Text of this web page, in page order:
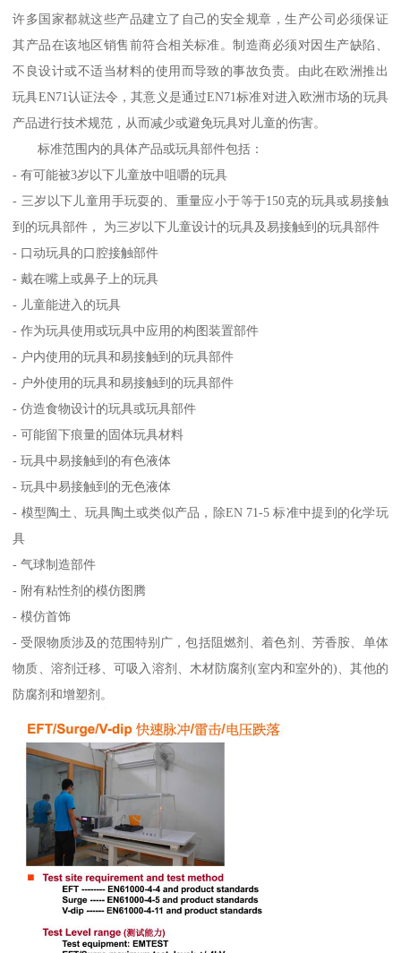
许多国家都就这些产品建立了自己的安全规章，生产公司必须保证
其产品在该地区销售前符合相关标准。制造商必须对因生产缺陷、
不良设计或不适当材料的使用而导致的事故负责。由此在欧洲推出
玩具EN71认证法令，其意义是通过EN71标准对进入欧洲市场的玩具
产品进行技术规范，从而减少或避免玩具对儿童的伤害。
标准范围内的具体产品或玩具部件包括：
- 有可能被3岁以下儿童放中咀嚼的玩具
- 三岁以下儿童用手玩耍的、重量应小于等于150克的玩具或易接触
到的玩具部件， 为三岁以下儿童设计的玩具及易接触到的玩具部件
- 口动玩具的口腔接触部件
- 戴在嘴上或鼻子上的玩具
- 儿童能进入的玩具
- 作为玩具使用或玩具中应用的构图装置部件
- 户内使用的玩具和易接触到的玩具部件
- 户外使用的玩具和易接触到的玩具部件
- 仿造食物设计的玩具或玩具部件
- 可能留下痕量的固体玩具材料
- 玩具中易接触到的有色液体
- 玩具中易接触到的无色液体
- 模型陶土、玩具陶土或类似产品，除EN 71-5 标准中提到的化学玩
具
- 气球制造部件
- 附有粘性剂的模仿图腾
- 模仿首饰
- 受限物质涉及的范围特别广，包括阻燃剂、着色剂、芳香胺、单体
物质、溶剂迁移、可吸入溶剂、木材防腐剂(室内和室外的)、其他的
防腐剂和增塑剂。